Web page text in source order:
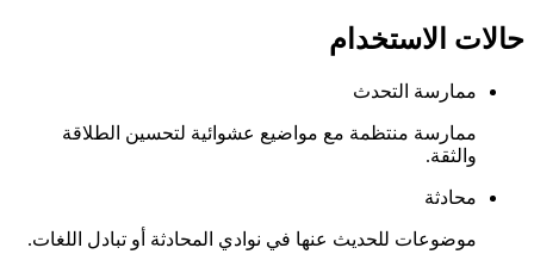
حالات الاستخدام
ممارسة التحدث
ممارسة منتظمة مع مواضيع عشوائية لتحسين الطلاقة
والثقة.
محادثة
موضوعات للحديث عنها في نوادي المحادثة أو تبادل اللغات.